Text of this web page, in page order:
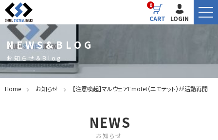
CART
0
LOGIN
NEWS&BLOG
お知らせ＆Blog
Home お知らせ 【注意喚起】マルウェアEmotet（エモテット）が活動再開
NEWS
お知らせ